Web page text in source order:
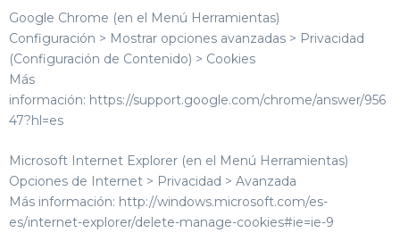
Google Chrome (en el Menú Herramientas)
Configuración > Mostrar opciones avanzadas > Privacidad
(Configuración de Contenido) > Cookies
Más
información: https://support.google.com/chrome/answer/956
47?hl=es
Microsoft Internet Explorer (en el Menú Herramientas)
Opciones de Internet > Privacidad > Avanzada
Más información: http://windows.microsoft.com/es-
es/internet-explorer/delete-manage-cookies#ie=ie-9